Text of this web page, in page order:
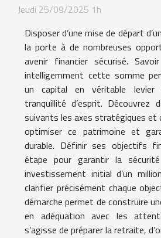
Jeudi 25/09/2025 1h
Disposer d’une mise de départ
la porte à de nombreuses
avenir financier sécurisé.
intelligemment cette somme
un capital en véritable
tranquillité d’esprit. Découvrez
suivants les axes stratégiques et
optimiser ce patrimoine et
durable. Définir ses objectifs
étape pour garantir la
investissement initial d’un
clarifier précisément chaque
démarche permet de construire
en adéquation avec les
s’agisse de préparer la retraite,